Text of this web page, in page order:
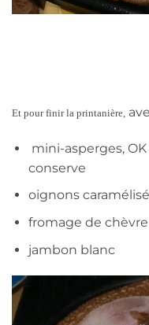
Et pour finir la printanière,
mini-asperges,
conserve
oignons
fromage de chèvre
jambon blanc